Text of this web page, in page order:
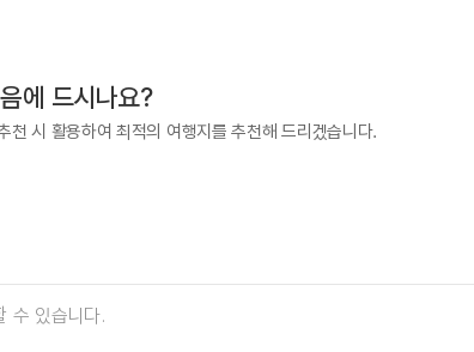
에 드시나요?
천 시 활용하여 최적의 여행지를 추천해 드리겠습니다.